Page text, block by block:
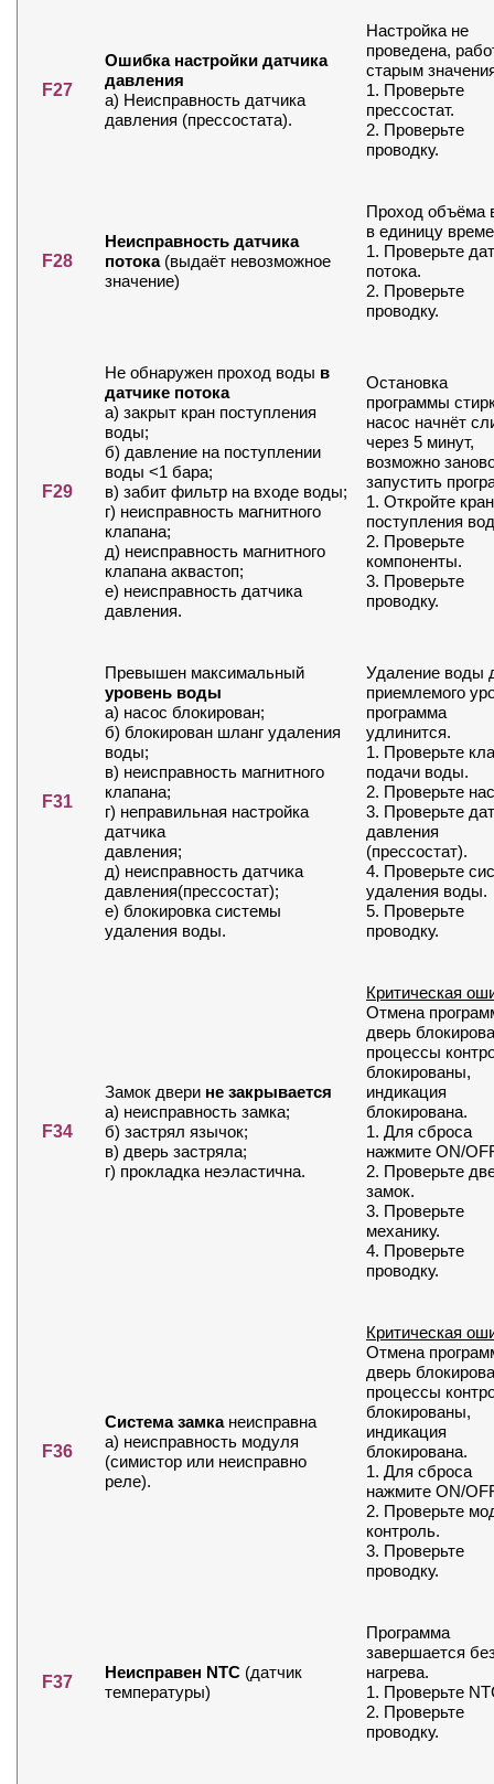
F27
Ошибка настройки датчика
давления
а) Неисправность датчика
давления (прессостата).
Настройка не
проведена,
старым
1. Проверьте
прессостат.
2. Проверьте
проводку.
F28
Неисправность датчика
потока(выдаёт невозможное
значение)
Проход объёма
в единицу
1. Проверьте
потока.
2. Проверьте
проводку.
F29
Не обнаружен проход воды в
датчике потока
а) закрыт кран поступления
воды;
б) давление на поступлении
воды <1 бара;
в) забит фильтр на входе воды;
г) неисправность магнитного
клапана;
д) неисправность магнитного
клапана аквастоп;
е) неисправность датчика
давления.
Остановка
программы
насос начнёт
через 5 минут,
возможно
запустить
1. Откройте кран
поступления
2. Проверьте
компоненты.
3. Проверьте
проводку.
F31
Превышен максимальный
уровень воды
а) насос блокирован;
б) блокирован шланг удаления
воды;
в) неисправность магнитного
клапана;
г) неправильная настройка
датчика
давления;
д) неисправность датчика
давления(прессостат);
е) блокировка системы
удаления воды.
Удаление воды
приемлемого
программа
удлинится.
1. Проверьте
подачи воды.
2. Проверьте
3. Проверьте
давления
(прессостат).
4. Проверьте
удаления воды.
5. Проверьте
проводку.
F34
Замок двери не закрывается
а) неисправность замка;
б) застрял язычок;
в) дверь застряла;
г) прокладка неэластична.
Критическая
Отмена
дверь
процессы
блокированы,
индикация
блокирована.
1. Для сброса
нажмите ON/
2. Проверьте
замок.
3. Проверьте
механику.
4. Проверьте
проводку.
F36
Система замканеисправна
а) неисправность модуля
(симистор или неисправно
реле).
Критическая
Отмена
дверь
процессы
блокированы,
индикация
блокирована.
1. Для сброса
нажмите ON/
2. Проверьте
контроль.
3. Проверьте
проводку.
F37
Неисправен NTC (датчик
температуры)
Программа
завершается
нагрева.
1. Проверьте
2. Проверьте
проводку.